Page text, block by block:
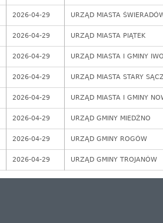
2026-04-29 URZĄD MIASTA
2026-04-29 URZĄD MIASTA PIĄTEK
2026-04-29 URZĄD MIASTA I GMINY
2026-04-29 URZĄD MIASTA STARY SĄCZ
2026-04-29 URZĄD MIASTA I GMINY
2026-04-29 URZĄD GMINY MIEDŹNO
2026-04-29 URZĄD GMINY ROGÓW
2026-04-29 URZĄD GMINY TROJANÓW